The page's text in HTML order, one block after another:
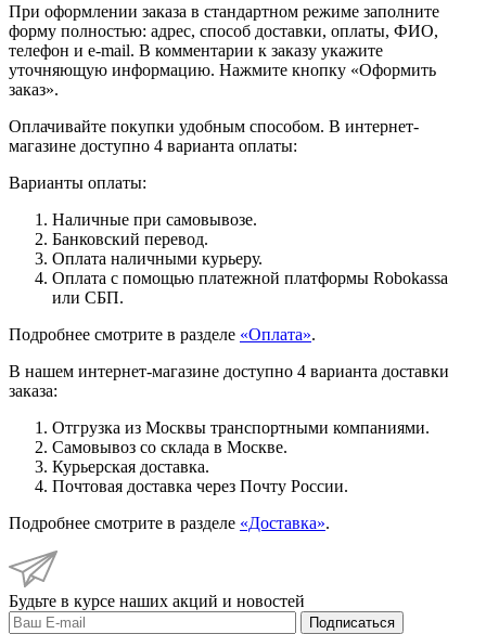
При оформлении заказа в стандартном режиме заполните
форму полностью: адрес, способ доставки, оплаты, ФИО,
телефон и e-mail. В комментарии к заказу укажите
уточняющую информацию. Нажмите кнопку «Оформить
заказ».
Оплачивайте покупки удобным способом. В интернет-
магазине доступно 4 варианта оплаты:
Варианты оплаты:
Наличные при самовывозе.
Банковский перевод.
Оплата наличными курьеру.
Оплата с помощью платежной платформы Robokassa
или СБП.
Подробнее смотрите в разделе «Оплата».
В нашем интернет-магазине доступно 4 варианта доставки
заказа:
Отгрузка из Москвы транспортными компаниями.
Самовывоз со склада в Москве.
Курьерская доставка.
Почтовая доставка через Почту России.
Подробнее смотрите в разделе «Доставка».
Будьте в курсе наших акций и новостей
Подписаться